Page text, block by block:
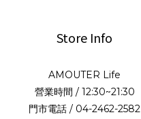
Store Info
AMOUTER Life
營業時間 / 12:30~21:30
門市電話 / 04-2462-2582